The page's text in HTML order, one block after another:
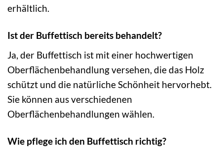
erhältlich.
Ist der Buffettisch bereits behandelt?
Ja, der Buffettisch ist mit einer hochwertigen
Oberflächenbehandlung versehen, die das Holz
schützt und die natürliche Schönheit hervorhebt.
Sie können aus verschiedenen
Oberflächenbehandlungen wählen.
Wie pflege ich den Buffettisch richtig?